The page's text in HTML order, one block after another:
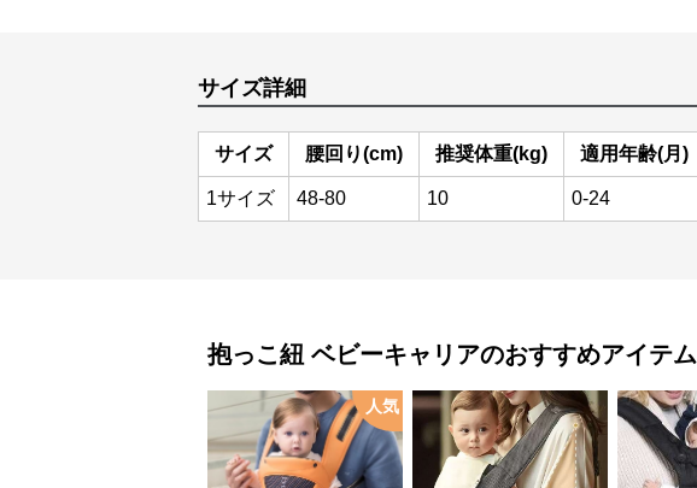
サイズ詳細
サイズ 腰回り(cm) 推奨体重(kg) 適用年齢(月)
1サイズ 48-80 10 0-24
抱っこ紐 ベビーキャリアのおすすめアイテム
人気